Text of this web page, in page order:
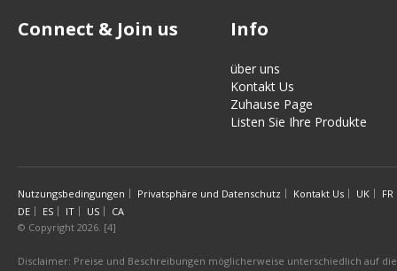
Connect & Join us Info
über uns
Kontakt Us
Zuhause Page
Listen Sie Ihre Produkte
Nutzungsbedingungen Privatsphäre und Datenschutz Kontakt Us UK
FR
DE
ES IT US
CA
© Copyright 2026. [4]
Disclaimer: Preise und Beschreibungen möglicherweise unterschiedlich auf